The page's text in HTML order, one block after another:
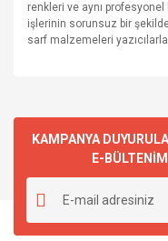
renkleri ve aynı
işlerinin sorunsuz bir
sarf malzemeleri
KAMPANYA
E-